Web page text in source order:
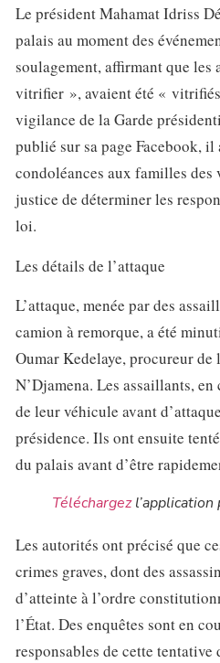
Le président Mahamat Idriss
palais au moment des
soulagement, affirmant que les
vitrifier », avaient été «
vigilance de la Garde
publié sur sa page Facebook, il
condoléances aux familles des
justice de déterminer les
loi.
Les détails de l’attaque
L’attaque, menée par des
camion à remorque, a été
Oumar Kedelaye, procureur de
N’Djamena. Les assaillants,
de leur véhicule avant
présidence. Ils ont ensuite
du palais avant d’être
Téléchargezl’application
Les autorités ont précisé que
crimes graves, dont des
d’atteinte à l’ordre
l’État. Des enquêtes sont en
responsables de cette tentative